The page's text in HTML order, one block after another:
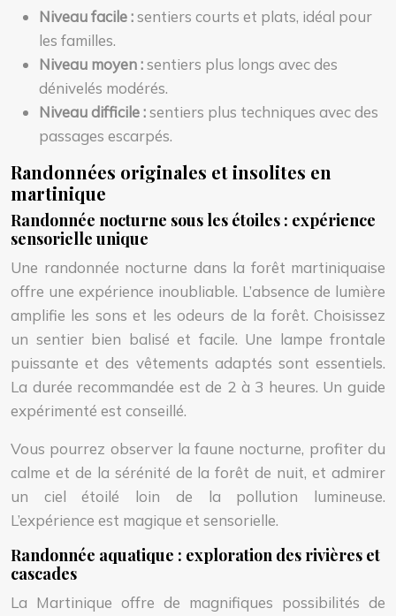
Niveau facile :sentiers courts et plats, idéal pour
les familles.
Niveau moyen :sentiers plus longs avec des
dénivelés modérés.
Niveau difficile :sentiers plus techniques avec des
passages escarpés.
Randonnées originales et insolites en
martinique
Randonnée nocturne sous les étoiles : expérience
sensorielle unique
Une randonnée nocturne dans la forêt martiniquaise
offre une expérience inoubliable. L’absence de lumière
amplifie les sons et les odeurs de la forêt. Choisissez
un sentier bien balisé et facile. Une lampe frontale
puissante et des vêtements adaptés sont essentiels.
La durée recommandée est de 2 à 3 heures. Un guide
expérimenté est conseillé.
Vous pourrez observer la faune nocturne, profiter du
calme et de la sérénité de la forêt de nuit, et admirer
un ciel étoilé loin de la pollution lumineuse.
L’expérience est magique et sensorielle.
Randonnée aquatique : exploration des rivières et
cascades
La Martinique offre de magnifiques possibilités de